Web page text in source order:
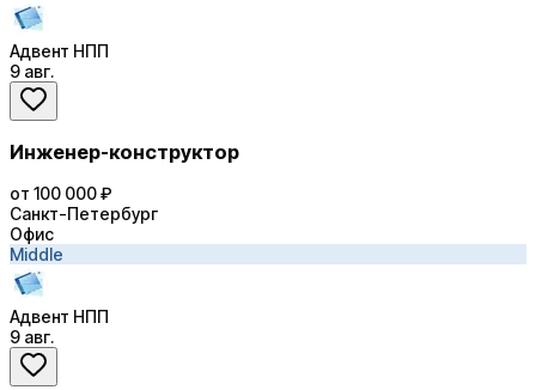
Адвент НПП
9 авг.
Инженер-конструктор
от 100 000 ₽
Санкт-Петербург
Офис
Middle
Адвент НПП
9 авг.